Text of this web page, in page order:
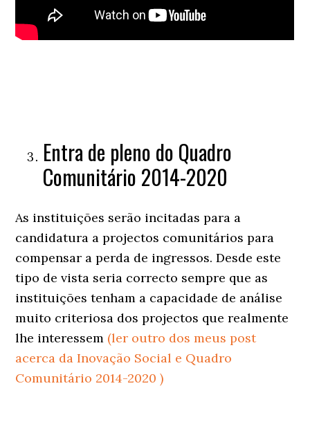
Entra de pleno do Quadro
Comunitário 2014-2020
As instituições serão incitadas para a
candidatura a projectos comunitários para
compensar a perda de ingressos. Desde este
tipo de vista seria correcto sempre que as
instituições tenham a capacidade de análise
muito criteriosa dos projectos que realmente
lhe interessem (ler outro dos meus post
acerca da Inovação Social e Quadro
Comunitário 2014-2020 )